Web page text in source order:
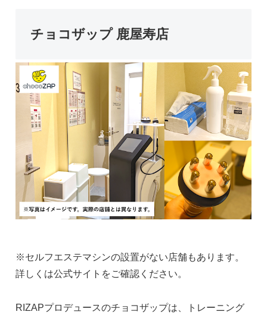
チョコザップ 鹿屋寿店
※セルフエステマシンの設置がない店舗もあります。
詳しくは公式サイトをご確認ください。
RIZAPプロデュースのチョコザップは、トレーニング